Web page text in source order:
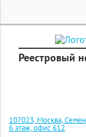
Реестровый
107023, Москва,
6 этаж, офис 612